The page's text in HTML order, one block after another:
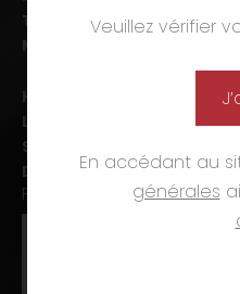
Veuillez vérifier
En accédant au
générales
Tél. :
03 89 46 50 35
Mail :
Horaires d’ouverture :
Lun-ven. :
09h00-12h00 et
Sam. :
Dim. et jours fériés :fermé
PAIEMENTS